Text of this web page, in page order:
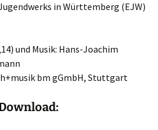
in Württemberg (EJW)
und Musik: Hans-Joachim
bm gGmbH, Stuttgart